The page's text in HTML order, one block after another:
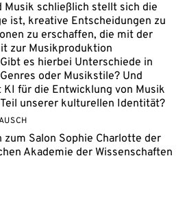
Musik schließlich stellt sich die
ist, kreative Entscheidungen zu
zu erschaffen, die mit der
zur Musikproduktion
es hierbei Unterschiede in
oder Musikstile? Und
für die Entwicklung von Musik
unserer kulturellen Identität?
Salon Sophie Charlotte der
Akademie der Wissenschaften